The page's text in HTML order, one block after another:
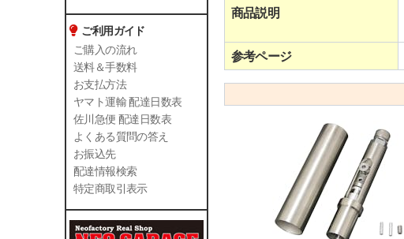
ご利用ガイド
ご購入の流れ
送料＆手数料
お支払方法
ヤマト運輸 配達日数表
佐川急便 配達日数表
よくある質問の答え
お振込先
配達情報検索
特定商取引表示
商品説明
参考ページ